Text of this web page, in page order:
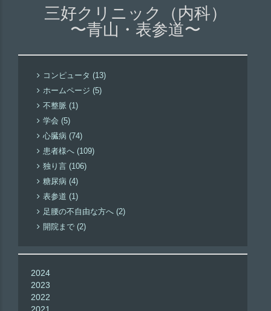
三好クリニック（内科）
〜青山・表参道〜
コンピュータ (13)
ホームページ (5)
不整脈 (1)
学会 (5)
心臓病 (74)
患者様へ (109)
独り言 (106)
糖尿病 (4)
表参道 (1)
足腰の不自由な方へ (2)
開院まで (2)
2024
2023
2022